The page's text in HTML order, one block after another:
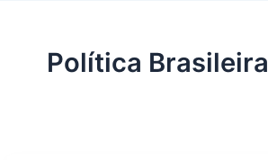
Política Brasileira